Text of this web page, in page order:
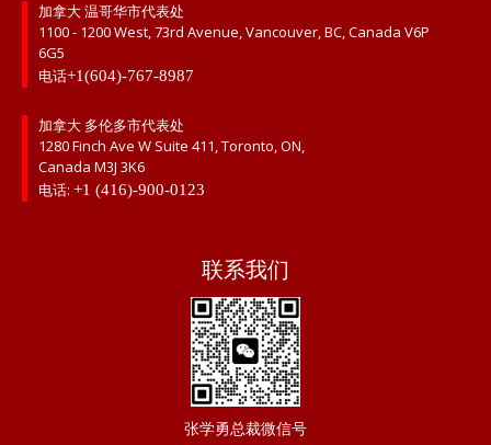
加拿大 温哥华市代表处
1100 - 1200 West, 73rd Avenue, Vancouver, BC, Canada V6P
6G5
电话+1(604)-767-8987
加拿大 多伦多市代表处
1280 Finch Ave W Suite 411, Toronto, ON,
Canada M3J 3K6
电话: +1 (416)-900-0123
联系我们
张学勇总裁微信号